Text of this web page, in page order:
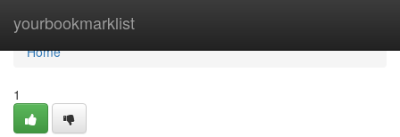
yourbookmarklist
Home
Home
1